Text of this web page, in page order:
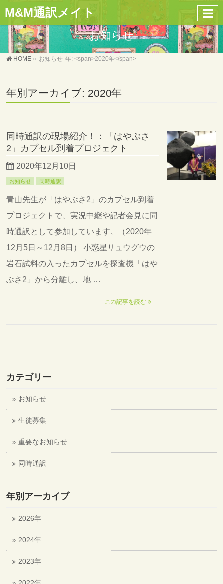
M&M通訳メイト
お知らせ
HOME » お知らせ 年: <span>2020年</span>
年別アーカイブ: 2020年
同時通訳の現場紹介！：「はやぶさ
2」カプセル到着プロジェクト
2020年12月10日
お知らせ 同時通訳
青山先生が「はやぶさ2」のカプセル到着
プロジェクトで、実況中継や記者会見に同
時通訳として参加しています。（2020年
12月5日～12月8日） 小惑星リュウグウの
岩石試料の入ったカプセルを探査機「はや
ぶさ2」から分離し、地 …
この記事を読む
カテゴリー
お知らせ
生徒募集
重要なお知らせ
同時通訳
年別アーカイブ
2026年
2024年
2023年